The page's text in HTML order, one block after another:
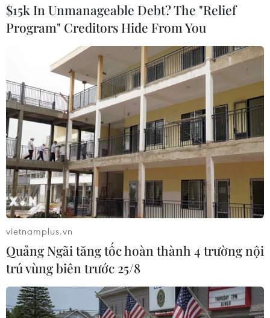
Tuấn Đức/TTXVN)
Khách trải nghiệm đi cà kheo. (Ảnh: Tuấn Đức/TTXVN)
$15k In Unmanageable Debt? The "Relief
Program" Creditors Hide From You
vietnamplus.vn
Quảng Ngãi tăng tốc hoàn thành 4 trường nội
trú vùng biên trước 25/8